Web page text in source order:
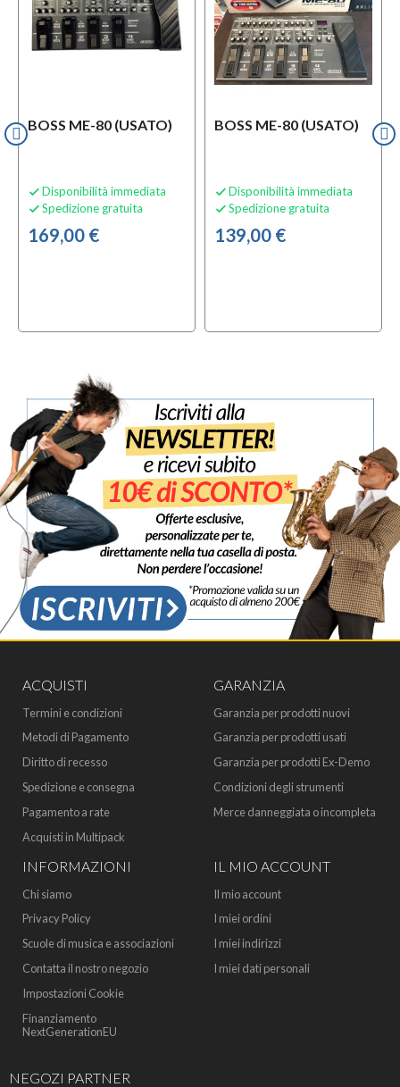
BOSS ME-80 (USATO)
 Disponibilità immediata
 Spedizione gratuita
169,00 €
BOSS ME-80 (USATO)
 Disponibilità immediata
 Spedizione gratuita
139,00 €
ACQUISTI
Termini e condizioni
Metodi di Pagamento
Diritto di recesso
Spedizione e consegna
Pagamento a rate
Acquisti in Multipack
GARANZIA
Garanzia per prodotti nuovi
Garanzia per prodotti usati
Garanzia per prodotti Ex-Demo
Condizioni degli strumenti
Merce danneggiata o incompleta
INFORMAZIONI
Chi siamo
Privacy Policy
Scuole di musica e associazioni
Contatta il nostro negozio
Impostazioni Cookie
Finanziamento
NextGenerationEU
IL MIO ACCOUNT
Il mio account
I miei ordini
I miei indirizzi
I miei dati personali
NEGOZI PARTNER